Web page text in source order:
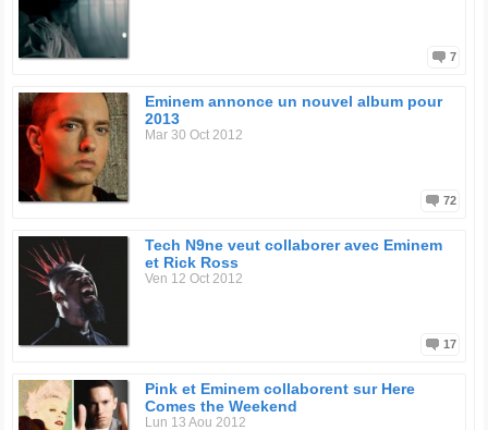
7
Eminem annonce un nouvel album pour
2013
Mar 30 Oct 2012
72
Tech N9ne veut collaborer avec Eminem
et Rick Ross
Ven 12 Oct 2012
17
Pink et Eminem collaborent sur Here
Comes the Weekend
Lun 13 Aou 2012